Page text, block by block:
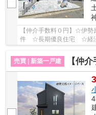
【仲介手数料０円】☆伊
件 ☆長期優良住宅 ☆経
売買 | 新築一戸建
【仲介手数